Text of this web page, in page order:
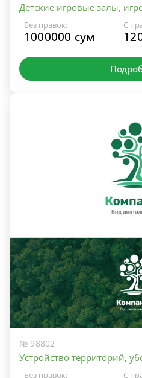
Детские игровые залы,
Без правок:
1000000 сум
С
№ 98802
Устройство территорий,
Без правок: С